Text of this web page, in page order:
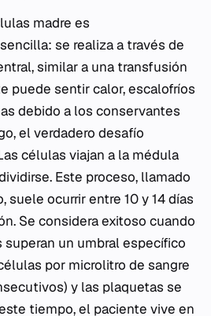
madre es
se realiza a través de
similar a una transfusión
puede sentir calor, escalofríos
debido a los conservantes
el verdadero desafío
células viajan a la médula
Este proceso, llamado
suele ocurrir entre 10 y 14 días
Se considera exitoso cuando
un umbral específico
por microlitro de sangre
y las plaquetas se
tiempo, el paciente vive en